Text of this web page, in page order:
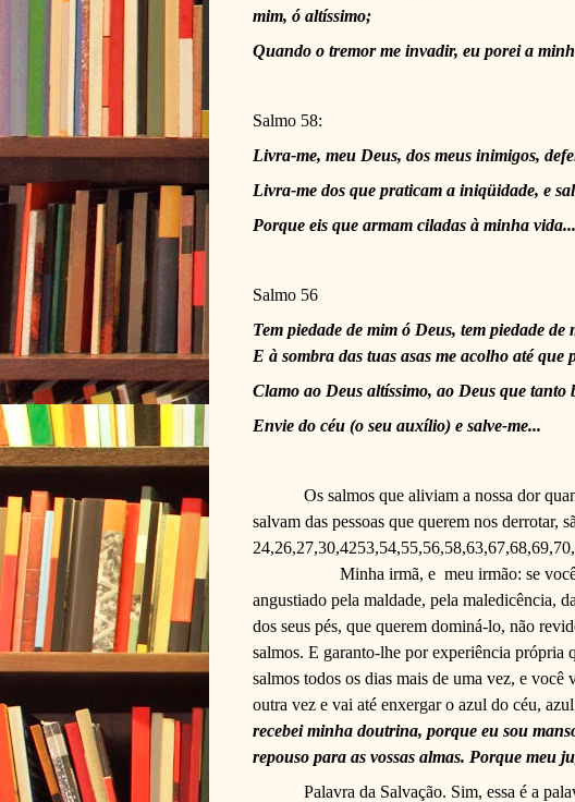
mim, ó altíssimo;
Quando o tremor me invadir, eu porei a
Salmo 58:
Livra-me, meu Deus, dos meus inimigos,
Livra-me dos que praticam a iniqüidade, e
Porque eis que armam ciladas à minha vida...
Salmo 56
Tem piedade de mim ó Deus, tem piedade
E à sombra das tuas asas me acolho até que
Clamo ao Deus altíssimo, ao Deus que tanto
Envie do céu (o seu auxílio) e salve-me...
Os salmos que aliviam a nossa dor
salvam das pessoas que querem nos derrotar,
Minha irmã, e meu irmão: se
angustiado pela maldade, pela maledicência,
dos seus pés, que querem dominá-lo, não
salmos. E garanto-lhe por experiência própria
salmos todos os dias mais de uma vez, e
outra vez e vai até enxergar o azul do céu,
recebei minha doutrina, porque eu sou
repouso para as vossas almas. Porque meu
Palavra da Salvação. Sim, essa é a